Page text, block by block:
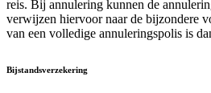
reis. Bij annulering kunnen de
verwijzen hiervoor naar de bijzondere
van een volledige annuleringspolis is
Bijstandsverzekering